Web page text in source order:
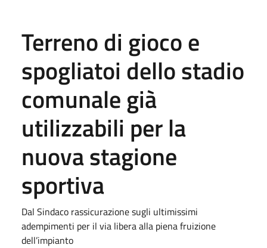
Terreno di gioco e
spogliatoi dello stadio
comunale già
utilizzabili per la
nuova stagione
sportiva
Dal Sindaco rassicurazione sugli ultimissimi
adempimenti per il via libera alla piena fruizione
dell’impianto